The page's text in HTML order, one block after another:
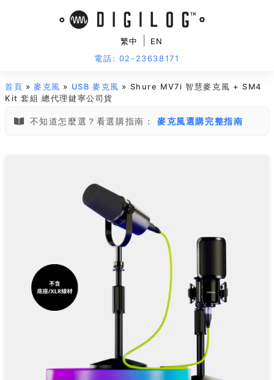
繁中
EN
電話: 02-23638171
首頁 »麥克風 » USB 麥克風 » Shure MV7i 智慧麥克風 + SM4
Kit 套組 總代理鍵寧公司貨
不知道怎麼選？看選購指南： 麥克風選購完整指南